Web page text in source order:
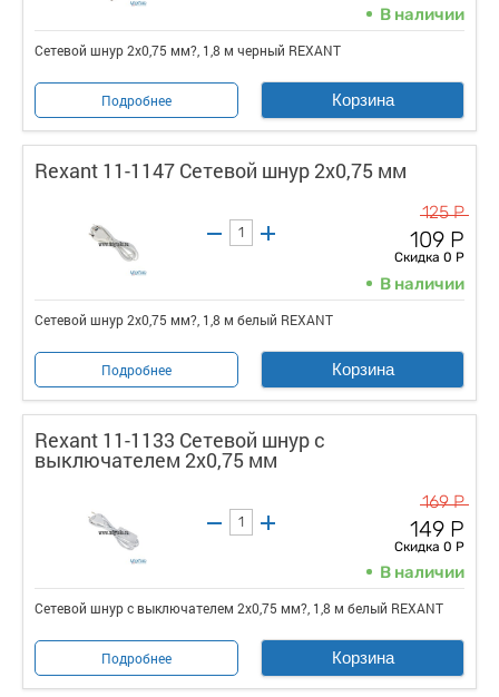
В наличии
Сетевой шнур 2х0,75 мм?, 1,8 м черный REXANT
Подробнее Корзина
Rexant 11-1147 Сетевой шнур 2х0,75 мм
125 Р
109 Р
Скидка 0 Р
В наличии
Сетевой шнур 2х0,75 мм?, 1,8 м белый REXANT
Подробнее Корзина
Rexant 11-1133 Сетевой шнур с
выключателем 2х0,75 мм
169 Р
149 Р
Скидка 0 Р
В наличии
Сетевой шнур с выключателем 2х0,75 мм?, 1,8 м белый REXANT
Подробнее Корзина